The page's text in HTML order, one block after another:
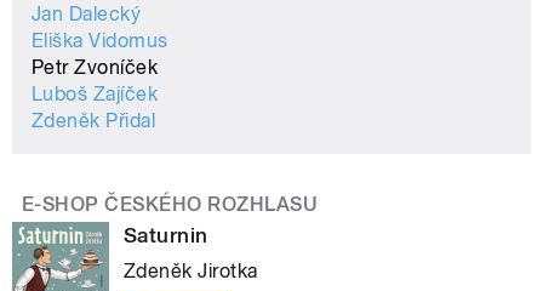
Jan Dalecký
Eliška Vidomus
Petr Zvoníček
Luboš Zajíček
Zdeněk Přidal
E-SHOP ČESKÉHO ROZHLASU
Saturnin
Zdeněk Jirotka